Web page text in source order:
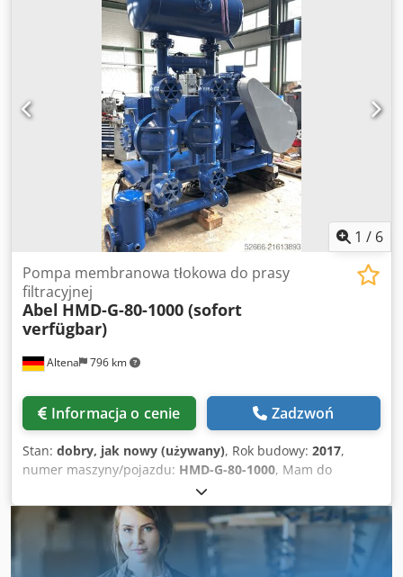
1 / 6
Altena 796 km
Pompa membranowa tłokowa do prasy
filtracyjnej
Abel HMD-G-80-1000 (sofort
verfügbar)
Informacja o cenie Zadzwoń
Stan: dobry, jak nowy (używany), Rok budowy: 2017,
numer maszyny/pojazdu: HMD-G-80-1000, Mam do
zaoferowania natychmiast dostępny, jak nowy tłokowo-
membranowy pompę Abel, typ HMD-G-80-1000, wykonanie
żeliwne, rok produkcji 2017, właśnie całkowicie
wyremontowana i nowo lakierowana. Wydajność maks. 70
m3/h, ciśnienie maks. 15 bar, silnik 30 kW, kompletna z